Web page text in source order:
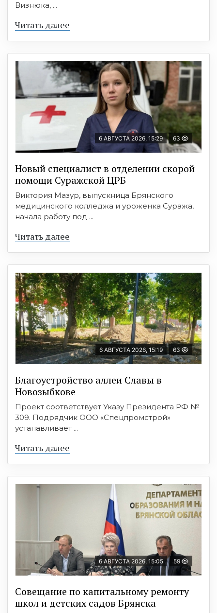
Визнюка, ...
Читать далее
6 АВГУСТА 2026, 15:29 63
Новый специалист в отделении скорой
помощи Суражской ЦРБ
Виктория Мазур, выпускница Брянского
медицинского колледжа и уроженка Суража,
начала работу под ...
Читать далее
6 АВГУСТА 2026, 15:19 63
Благоустройство аллеи Славы в
Новозыбкове
Проект соответствует Указу Президента РФ №
309. Подрядчик ООО «Спецпромстрой»
устанавливает ...
Читать далее
6 АВГУСТА 2026, 15:05 59
Совещание по капитальному ремонту
школ и детских садов Брянска